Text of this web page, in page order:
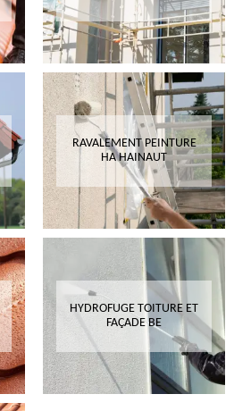
RAVALEMENT PEINTURE
HA HAINAUT
HYDROFUGE TOITURE ET
FAÇADE BE